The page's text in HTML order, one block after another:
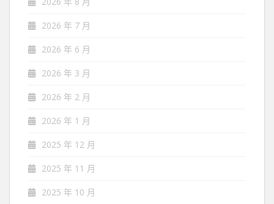
2026 年 7 月
2026 年 6 月
2026 年 3 月
2026 年 2 月
2026 年 1 月
2025 年 12 月
2025 年 11 月
2025 年 10 月